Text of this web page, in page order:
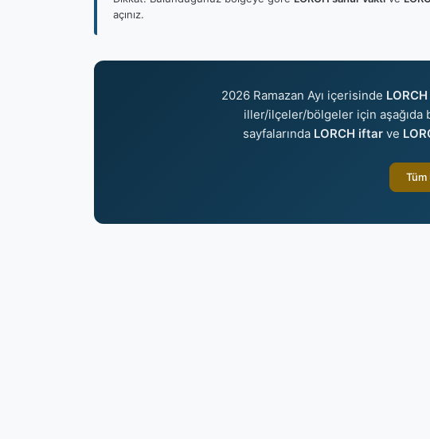
açınız.
2026 Ramazan Ayı içerisinde
iller/ilçeler/bölgeler için aşağıda
sayfalarında LORCH iftar ve